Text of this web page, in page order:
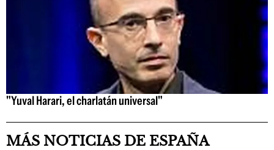
"Yuval Harari, el charlatán universal"
MÁS NOTICIAS DE ESPAÑA